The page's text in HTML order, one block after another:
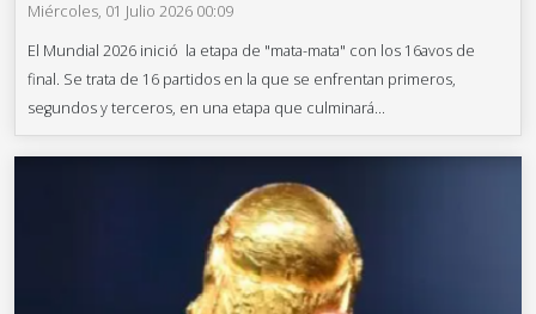
Miércoles, 01 Julio 2026 00:09
El Mundial 2026 inició la etapa de "mata-mata" con los 16avos de
final. Se trata de 16 partidos en la que se enfrentan primeros,
segundos y terceros, en una etapa que culminará...